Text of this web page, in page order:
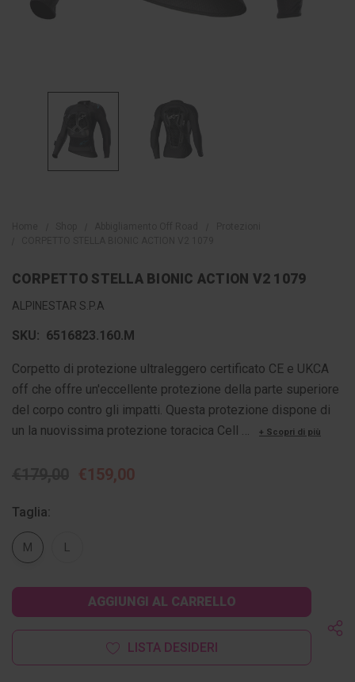
CORPETTO STELLA BIONIC ACTION V2 1079
ALPINESTAR S.P.A
SKU: 6516823.160.M
Corpetto di protezione ultraleggero certificato CE e UKCA
off che offre un'eccellente protezione della parte superiore
del corpo contro gli impatti. Questa protezione dispone di
un la nuovissima protezione toracica Cell …
+ Scopri di più
€159,00
Taglia:
M L
attuale:
LISTA DESIDERI